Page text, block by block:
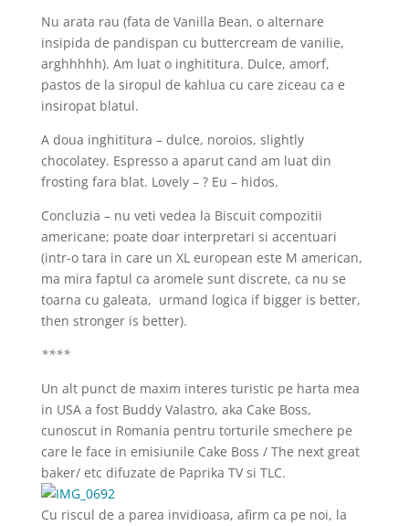
Nu arata rau (fata de Vanilla Bean, o alternare
insipida de pandispan cu buttercream de vanilie,
arghhhhh). Am luat o inghititura. Dulce, amorf,
pastos de la siropul de kahlua cu care ziceau ca e
insiropat blatul.
A doua inghititura – dulce, noroios, slightly
chocolatey. Espresso a aparut cand am luat din
frosting fara blat. Lovely – ? Eu – hidos.
Concluzia – nu veti vedea la Biscuit compozitii
americane; poate doar interpretari si accentuari
(intr-o tara in care un XL european este M american,
ma mira faptul ca aromele sunt discrete, ca nu se
toarna cu galeata, urmand logica if bigger is better,
then stronger is better).
****
Un alt punct de maxim interes turistic pe harta mea
in USA a fost Buddy Valastro, aka Cake Boss,
cunoscut in Romania pentru torturile smechere pe
care le face in emisiunile Cake Boss / The next great
baker/ etc difuzate de Paprika TV si TLC.
Cu riscul de a parea invidioasa, afirm ca pe noi, la